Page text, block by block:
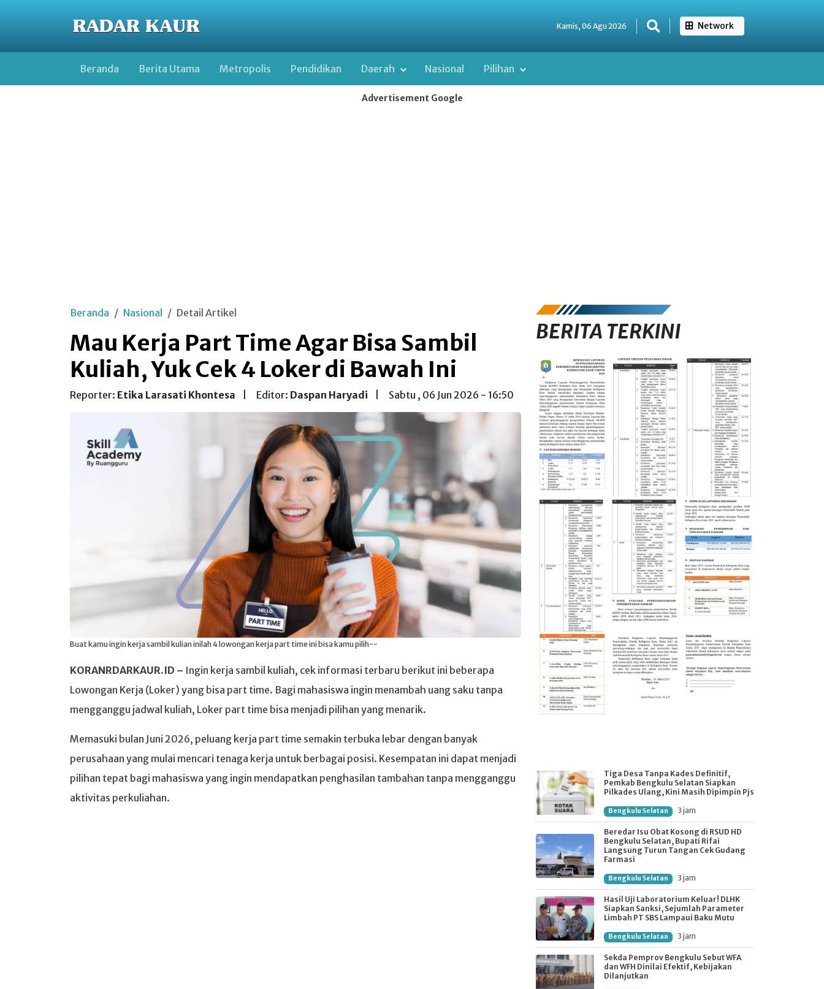
Kamis, 06 Agu 2026 Network
Beranda Berita Utama Metropolis Pendidikan Daerah Nasional Pilihan
Advertisement Google
Beranda Nasional Detail Artikel
Mau Kerja Part Time Agar Bisa Sambil
Kuliah, Yuk Cek 4 Loker di Bawah Ini
Reporter: Etika Larasati Khontesa Editor: Daspan Haryadi Sabtu , 06 Jun 2026 - 16:50
Buat kamu ingin kerja sambil kulian inilah 4 lowongan kerja part time ini bisa kamu pilih--
KORANRDARKAUR.ID – Ingin kerja sambil kuliah, cek informasi terbaru berikut ini beberapa
Lowongan Kerja (Loker) yang bisa part time. Bagi mahasiswa ingin menambah uang saku tanpa
mengganggu jadwal kuliah, Loker part time bisa menjadi pilihan yang menarik.
Memasuki bulan Juni 2026, peluang kerja part time semakin terbuka lebar dengan banyak
perusahaan yang mulai mencari tenaga kerja untuk berbagai posisi. Kesempatan ini dapat menjadi
pilihan tepat bagi mahasiswa yang ingin mendapatkan penghasilan tambahan tanpa mengganggu
aktivitas perkuliahan.
BERITA TERKINI
Tiga Desa Tanpa Kades Definitif,
Pemkab Bengkulu Selatan Siapkan
Pilkades Ulang, Kini Masih Dipimpin Pjs
Bengkulu Selatan 3 jam
Beredar Isu Obat Kosong di RSUD HD
Bengkulu Selatan, Bupati Rifai
Langsung Turun Tangan Cek Gudang
Farmasi
Bengkulu Selatan 3 jam
Hasil Uji Laboratorium Keluar! DLHK
Siapkan Sanksi, Sejumlah Parameter
Limbah PT SBS Lampaui Baku Mutu
Bengkulu Selatan 3 jam
Sekda Pemprov Bengkulu Sebut WFA
dan WFH Dinilai Efektif, Kebijakan
Dilanjutkan